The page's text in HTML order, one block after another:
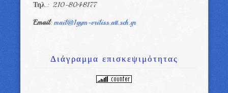
Τηλ.: 210-8048177
Email:mail@1gym-vriliss.att.sch.gr
Διάγραμμα επισκεψιμότητας